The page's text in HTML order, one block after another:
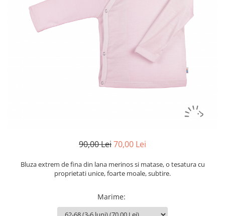
Botosei
90,00 Lei70,00 Lei
Bluza extrem de fina din lana merinos si matase, o tesatura cu
proprietati unice, foarte moale, subtire.
Marime: